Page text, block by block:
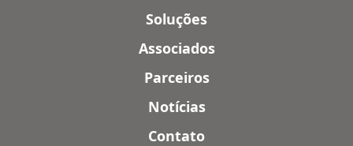
Soluções
Associados
Parceiros
Notícias
Contato